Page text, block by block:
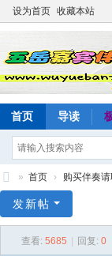
设为首页 收藏本站
首页 导读
岳
» 首页 › 购买伴奏
发新帖
查看: 5685 回复: 0